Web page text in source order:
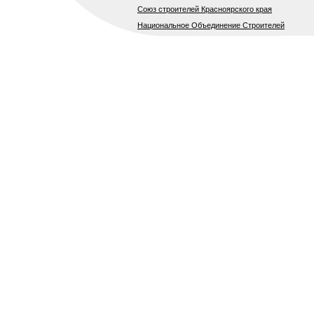
Союз строителей Красноярского края
Национальное Объединение Строителей